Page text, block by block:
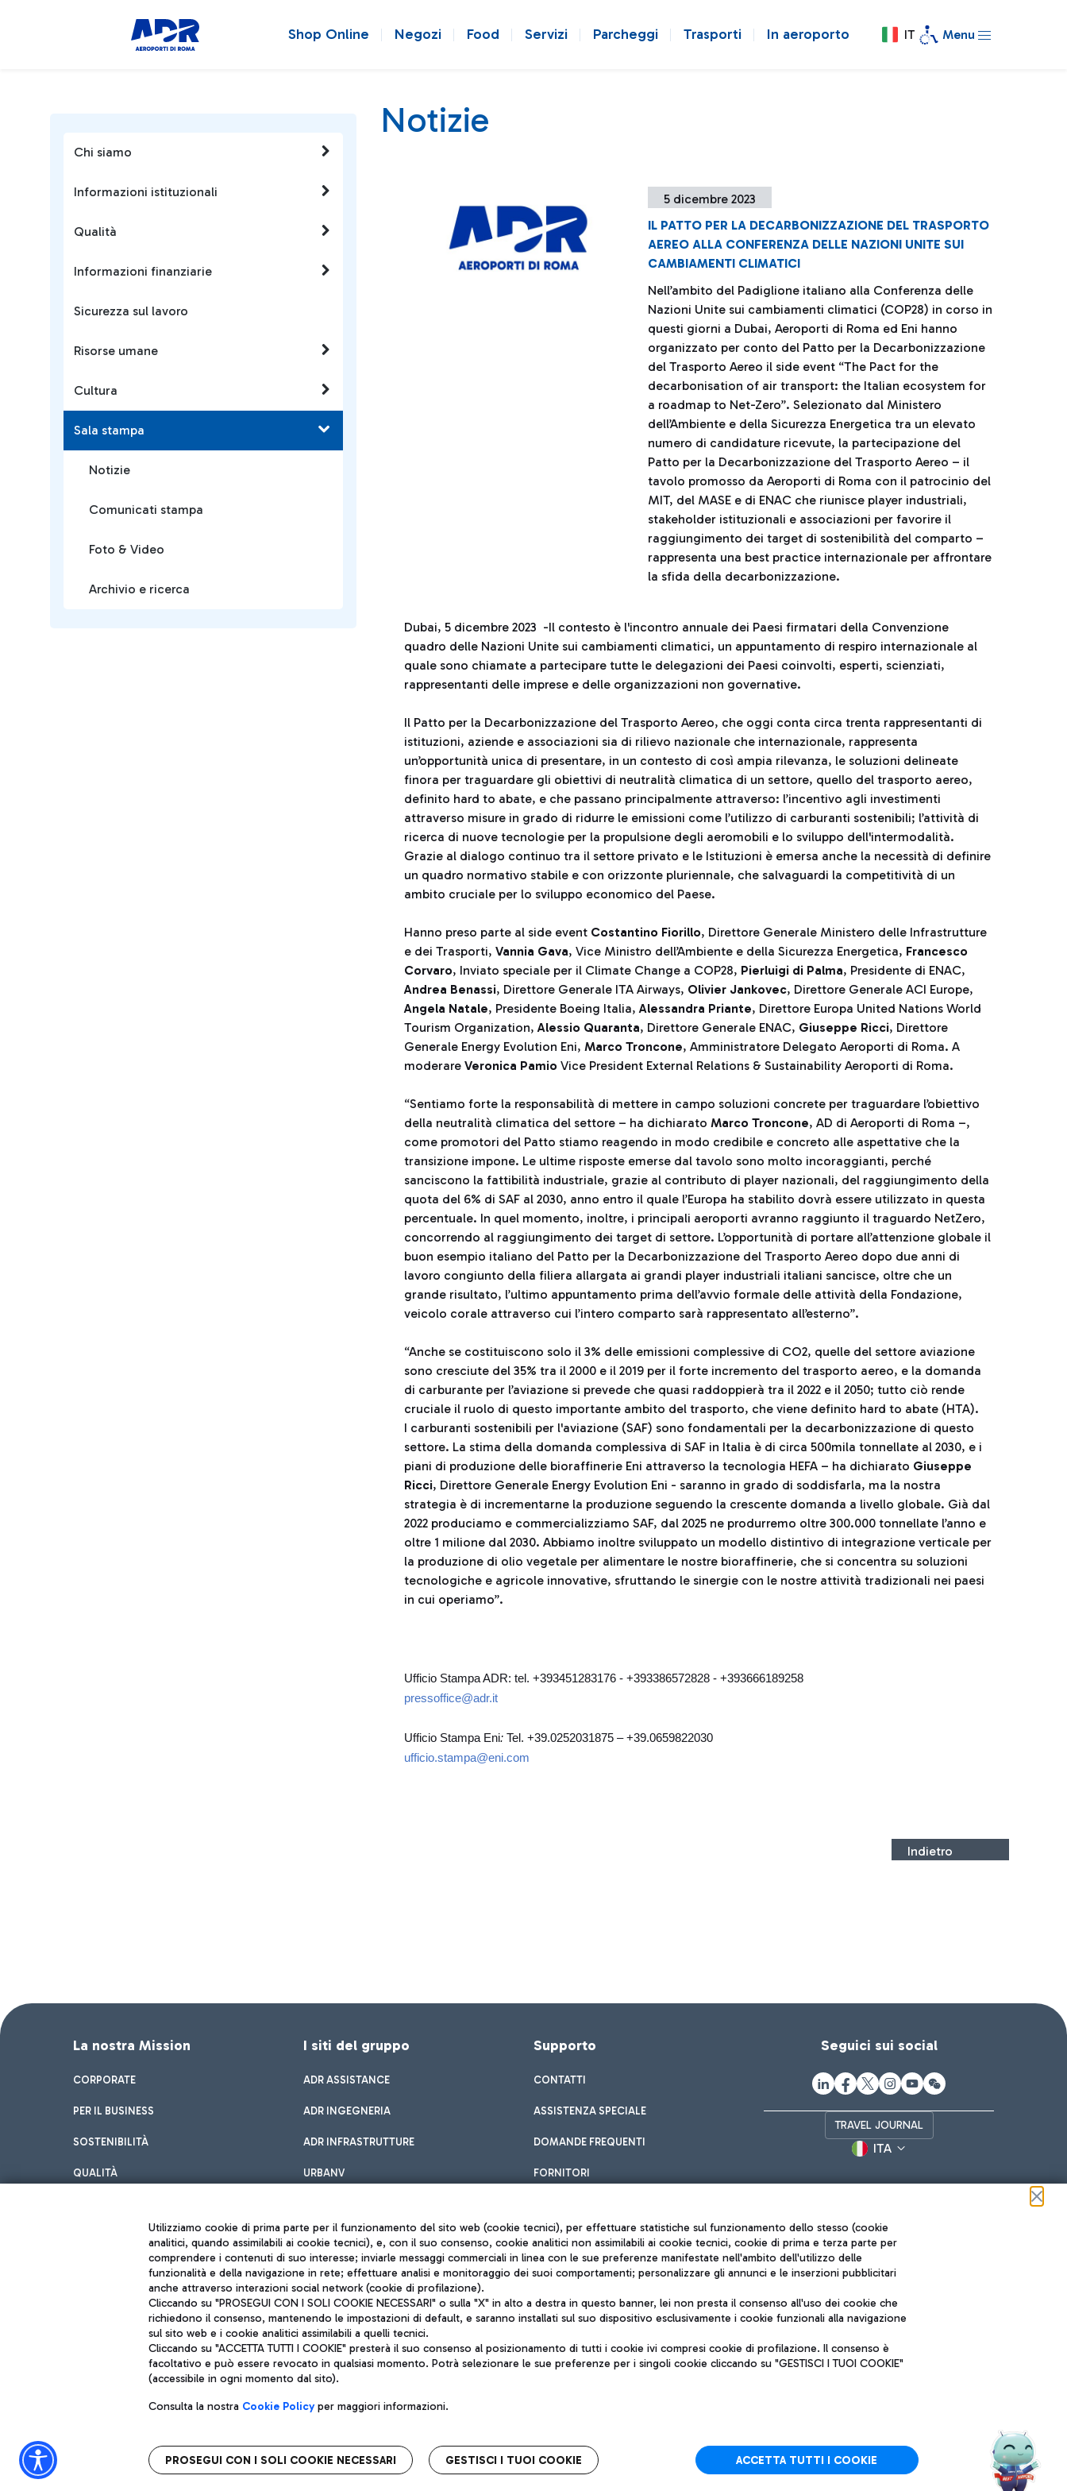
Shop Online Negozi Food Servizi Parcheggi Trasporti In aeroporto IT Menu
Chi siamo
Informazioni istituzionali
Qualità
Informazioni finanziarie
Sicurezza sul lavoro
Risorse umane
Cultura
Sala stampa
Notizie
Comunicati stampa
Foto & Video
Archivio e ricerca
Notizie
5 dicembre 2023
IL PATTO PER LA DECARBONIZZAZIONE DEL TRASPORTO
AEREO ALLA CONFERENZA DELLE NAZIONI UNITE SUI
CAMBIAMENTI CLIMATICI
Nell’ambito del Padiglione italiano alla Conferenza delle
Nazioni Unite sui cambiamenti climatici (COP28) in corso in
questi giorni a Dubai, Aeroporti di Roma ed Eni hanno
organizzato per conto del Patto per la Decarbonizzazione
del Trasporto Aereo il side event “The Pact for the
decarbonisation of air transport: the Italian ecosystem for
a roadmap to Net-Zero”. Selezionato dal Ministero
dell’Ambiente e della Sicurezza Energetica tra un elevato
numero di candidature ricevute, la partecipazione del
Patto per la Decarbonizzazione del Trasporto Aereo – il
tavolo promosso da Aeroporti di Roma con il patrocinio del
MIT, del MASE e di ENAC che riunisce player industriali,
stakeholder istituzionali e associazioni per favorire il
raggiungimento dei target di sostenibilità del comparto –
rappresenta una best practice internazionale per affrontare
la sfida della decarbonizzazione.
Dubai, 5 dicembre 2023 -Il contesto è l'incontro annuale dei Paesi firmatari della Convenzione
quadro delle Nazioni Unite sui cambiamenti climatici, un appuntamento di respiro internazionale al
quale sono chiamate a partecipare tutte le delegazioni dei Paesi coinvolti, esperti, scienziati,
rappresentanti delle imprese e delle organizzazioni non governative.
Il Patto per la Decarbonizzazione del Trasporto Aereo, che oggi conta circa trenta rappresentanti di
istituzioni, aziende e associazioni sia di rilievo nazionale che internazionale, rappresenta
un’opportunità unica di presentare, in un contesto di così ampia rilevanza, le soluzioni delineate
finora per traguardare gli obiettivi di neutralità climatica di un settore, quello del trasporto aereo,
definito hard to abate, e che passano principalmente attraverso: l’incentivo agli investimenti
attraverso misure in grado di ridurre le emissioni come l’utilizzo di carburanti sostenibili; l’attività di
ricerca di nuove tecnologie per la propulsione degli aeromobili e lo sviluppo dell'intermodalità.
Grazie al dialogo continuo tra il settore privato e le Istituzioni è emersa anche la necessità di definire
un quadro normativo stabile e con orizzonte pluriennale, che salvaguardi la competitività di un
ambito cruciale per lo sviluppo economico del Paese.
Hanno preso parte al side event Costantino Fiorillo, Direttore Generale Ministero delle Infrastrutture
e dei Trasporti, Vannia Gava, Vice Ministro dell’Ambiente e della Sicurezza Energetica, Francesco
Corvaro, Inviato speciale per il Climate Change a COP28, Pierluigi di Palma, Presidente di ENAC,
Andrea Benassi, Direttore Generale ITA Airways, Olivier Jankovec, Direttore Generale ACI Europe,
Angela Natale, Presidente Boeing Italia,Alessandra Priante, Direttore Europa United Nations World
Tourism Organization,Alessio Quaranta, Direttore Generale ENAC, Giuseppe Ricci, Direttore
Generale Energy Evolution Eni, Marco Troncone, Amministratore Delegato Aeroporti di Roma. A
moderare Veronica Pamio Vice President External Relations & Sustainability Aeroporti di Roma.
“Sentiamo forte la responsabilità di mettere in campo soluzioni concrete per traguardare l’obiettivo
della neutralità climatica del settore – ha dichiarato Marco Troncone, AD di Aeroporti di Roma –,
come promotori del Patto stiamo reagendo in modo credibile e concreto alle aspettative che la
transizione impone. Le ultime risposte emerse dal tavolo sono molto incoraggianti, perché
sanciscono la fattibilità industriale, grazie al contributo di player nazionali, del raggiungimento della
quota del 6% di SAF al 2030, anno entro il quale l’Europa ha stabilito dovrà essere utilizzato in questa
percentuale. In quel momento, inoltre, i principali aeroporti avranno raggiunto il traguardo NetZero,
concorrendo al raggiungimento dei target di settore. L’opportunità di portare all’attenzione globale il
buon esempio italiano del Patto per la Decarbonizzazione del Trasporto Aereo dopo due anni di
lavoro congiunto della filiera allargata ai grandi player industriali italiani sancisce, oltre che un
grande risultato, l’ultimo appuntamento prima dell’avvio formale delle attività della Fondazione,
veicolo corale attraverso cui l’intero comparto sarà rappresentato all’esterno”.
“Anche se costituiscono solo il 3% delle emissioni complessive di CO2, quelle del settore aviazione
sono cresciute del 35% tra il 2000 e il 2019 per il forte incremento del trasporto aereo, e la domanda
di carburante per l’aviazione si prevede che quasi raddoppierà tra il 2022 e il 2050; tutto ciò rende
cruciale il ruolo di questo importante ambito del trasporto, che viene definito hard to abate (HTA).
I carburanti sostenibili per l'aviazione (SAF) sono fondamentali per la decarbonizzazione di questo
settore. La stima della domanda complessiva di SAF in Italia è di circa 500mila tonnellate al 2030, e i
piani di produzione delle bioraffinerie Eni attraverso la tecnologia HEFA – ha dichiarato Giuseppe
Ricci, Direttore Generale Energy Evolution Eni - saranno in grado di soddisfarla, ma la nostra
strategia è di incrementarne la produzione seguendo la crescente domanda a livello globale. Già dal
2022 produciamo e commercializziamo SAF, dal 2025 ne produrremo oltre 300.000 tonnellate l’anno e
oltre 1 milione dal 2030. Abbiamo inoltre sviluppato un modello distintivo di integrazione verticale per
la produzione di olio vegetale per alimentare le nostre bioraffinerie, che si concentra su soluzioni
tecnologiche e agricole innovative, sfruttando le sinergie con le nostre attività tradizionali nei paesi
in cui operiamo”.
Ufficio Stampa ADR: tel. +393451283176 - +393386572828 - +393666189258
pressoffice@adr.it
Ufficio Stampa Eni: Tel. +39.0252031875 – +39.0659822030
ufficio.stampa@eni.com
Indietro
La nostra Mission
CORPORATE
PER IL BUSINESS
SOSTENIBILITÀ
QUALITÀ
I siti del gruppo
ADR ASSISTANCE
ADR INGEGNERIA
ADR INFRASTRUTTURE
URBANV
Supporto
CONTATTI
ASSISTENZA SPECIALE
DOMANDE FREQUENTI
FORNITORI
Seguici sui social
TRAVEL JOURNAL
ITA
Aeroporti di Roma S.p.A. - Società soggetta a direzione e coordinamento di Mundys S.p.A.
Codice fiscale e Registro delle Imprese di Roma 13032990155 P. IVA 06572251004
Capitale sociale 62.224.743,00 int. vers.
Sede legale: Via Pier Paolo Racchetti 1 - 00054 Fiumicino (RM) telefono +39 06 65951
Note legali
Mappa sito
Accessibilità
Roma FCO
L'aeroporto stellato
QUALITÀ SOSTENIBILITÀ INNOVAZIONE
Utilizziamo cookie di prima parte per il funzionamento del sito web (cookie tecnici), per effettuare statistiche sul funzionamento dello stesso (cookie
analitici, quando assimilabili ai cookie tecnici), e, con il suo consenso, cookie analitici non assimilabili ai cookie tecnici, cookie di prima e terza parte per
comprendere i contenuti di suo interesse; inviarle messaggi commerciali in linea con le sue preferenze manifestate nell'ambito dell'utilizzo delle
funzionalità e della navigazione in rete; effettuare analisi e monitoraggio dei suoi comportamenti; personalizzare gli annunci e le inserzioni pubblicitari
anche attraverso interazioni social network (cookie di profilazione).
Cliccando su "PROSEGUI CON I SOLI COOKIE NECESSARI" o sulla "X" in alto a destra in questo banner, lei non presta il consenso all'uso dei cookie che
richiedono il consenso, mantenendo le impostazioni di default, e saranno installati sul suo dispositivo esclusivamente i cookie funzionali alla navigazione
sul sito web e i cookie analitici assimilabili a quelli tecnici.
Cliccando su "ACCETTA TUTTI I COOKIE" presterà il suo consenso al posizionamento di tutti i cookie ivi compresi cookie di profilazione. Il consenso è
facoltativo e può essere revocato in qualsiasi momento. Potrà selezionare le sue preferenze per i singoli cookie cliccando su "GESTISCI I TUOI COOKIE"
(accessibile in ogni momento dal sito).
Consulta la nostra Cookie Policyper maggiori informazioni.
PROSEGUI CON I SOLI COOKIE NECESSARI GESTISCI I TUOI COOKIE ACCETTA TUTTI I COOKIE